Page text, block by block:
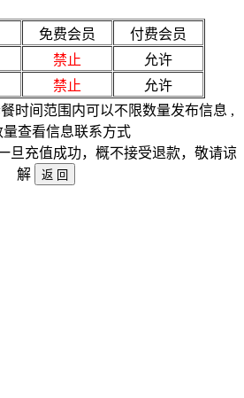
免费会员
付费会员
禁止
允许
禁止
允许
时间范围内可以不限数量发布信息 ,
量查看信息联系方式
旦充值成功，概不接受退款，敬请谅
解